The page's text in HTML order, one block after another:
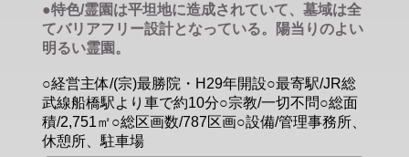
●特色/霊園は平坦地に造成されていて、墓域は全
てバリアフリー設計となっている。陽当りのよい
明るい霊園。
○経営主体/(宗)最勝院・H29年開設○最寄駅/JR総
武線船橋駅より車で約10分○宗教/一切不問○総面
積/2,751㎡○総区画数/787区画○設備/管理事務所、
休憩所、駐車場